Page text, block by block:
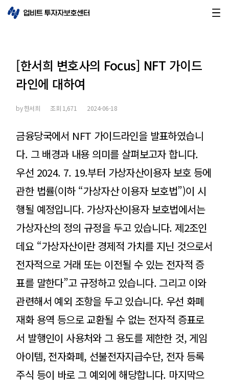
[한서희 변호사의 Focus] NFT 가이드
라인에 대하여
by한서희 조회 1,671 2024-06-18
금융당국에서 NFT 가이드라인을 발표하였습니
다. 그 배경과 내용 의미를 살펴보고자 합니다.
우선 2024. 7. 19.부터 가상자산이용자 보호 등에
관한 법률(이하 “가상자산 이용자 보호법”)이 시
행될 예정입니다. 가상자산이용자 보호법에서는
가상자산의 정의 규정을 두고 있습니다. 제2조인
데요 “가상자산이란 경제적 가치를 지닌 것으로서
전자적으로 거래 또는 이전될 수 있는 전자적 증
표를 말한다”고 규정하고 있습니다. 그리고 이와
관련해서 예외 조항을 두고 있습니다. 우선 화폐
재화 용역 등으로 교환될 수 없는 전자적 증표로
서 발행인이 사용처와 그 용도를 제한한 것, 게임
아이템, 전자화폐, 선불전자지급수단, 전자 등록
주식 등이 바로 그 예외에 해당합니다. 마지막으